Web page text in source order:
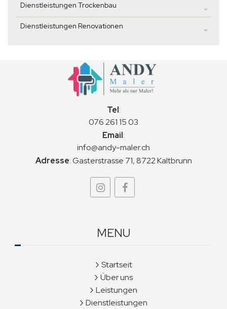
Dienstleistungen Trockenbau
Dienstleistungen Renovationen
Tel:
076 261 15 03
Email:
info@andy-maler.ch
Adresse:Gasterstrasse 71, 8722 Kaltbrunn
MENU
Startseit
Über uns
Leistungen
Dienstleistungen